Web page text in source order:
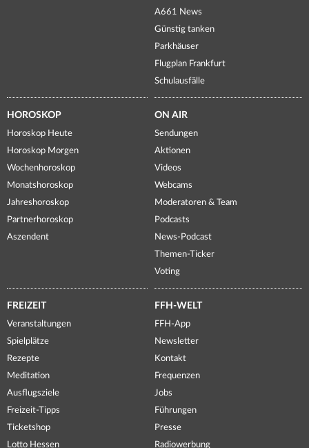
A661 News
Günstig tanken
Parkhäuser
Flugplan Frankfurt
Schulausfälle
HOROSKOP
Horoskop Heute
Horoskop Morgen
Wochenhoroskop
Monatshoroskop
Jahreshoroskop
Partnerhoroskop
Aszendent
ON AIR
Sendungen
Aktionen
Videos
Webcams
Moderatoren & Team
Podcasts
News-Podcast
Themen-Ticker
Voting
FREIZEIT
Veranstaltungen
Spielplätze
Rezepte
Meditation
Ausflugsziele
Freizeit-Tipps
Ticketshop
Lotto Hessen
FFH-WELT
FFH-App
Newsletter
Kontakt
Frequenzen
Jobs
Führungen
Presse
Radiowerbung